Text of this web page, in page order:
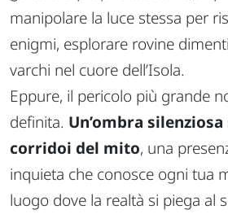
manipolare la luce stessa per
enigmi, esplorare rovine
varchi nel cuore dell’Isola.
Eppure, il pericolo più grande
definita. Un’ombra
corridoi del mito, una
inquieta che conosce ogni tua
luogo dove la realtà si piega al